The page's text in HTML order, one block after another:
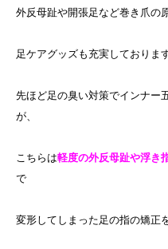
外反母趾や開張足など巻き爪の
足ケアグッズも充実しておりま
先ほど足の臭い対策でインナー
が、
こちらは軽度の外反母趾や浮き
で
変形してしまった足の指の矯正